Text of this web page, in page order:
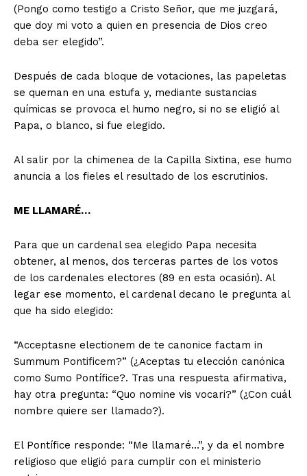
(Pongo como testigo a Cristo Señor, que me juzgará,
que doy mi voto a quien en presencia de Dios creo
deba ser elegido”.
Después de cada bloque de votaciones, las papeletas
se queman en una estufa y, mediante sustancias
químicas se provoca el humo negro, si no se eligió al
Papa, o blanco, si fue elegido.
Al salir por la chimenea de la Capilla Sixtina, ese humo
anuncia a los fieles el resultado de los escrutinios.
ME LLAMARÉ…
Para que un cardenal sea elegido Papa necesita
obtener, al menos, dos terceras partes de los votos
de los cardenales electores (89 en esta ocasión). Al
legar ese momento, el cardenal decano le pregunta al
que ha sido elegido:
“Acceptasne electionem de te canonice factam in
Summum Pontificem?” (¿Aceptas tu elección canónica
como Sumo Pontífice?. Tras una respuesta afirmativa,
hay otra pregunta: “Quo nomine vis vocari?” (¿Con cuál
nombre quiere ser llamado?).
El Pontífice responde: “Me llamaré…”, y da el nombre
religioso que eligió para cumplir con el ministerio